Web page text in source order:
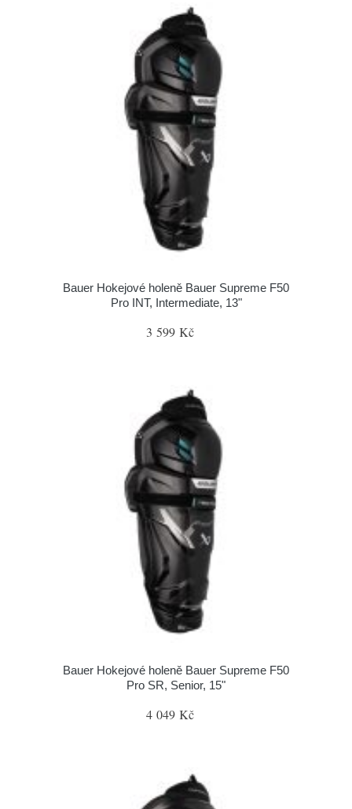
Bauer Hokejové holeně Bauer Supreme F50
Pro INT, Intermediate, 13"
3 599 Kč
Bauer Hokejové holeně Bauer Supreme F50
Pro SR, Senior, 15"
4 049 Kč